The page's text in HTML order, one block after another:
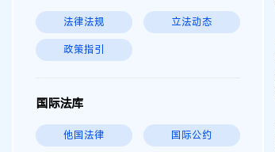
法律法规 立法动态
政策指引
国际法库
他国法律 国际公约